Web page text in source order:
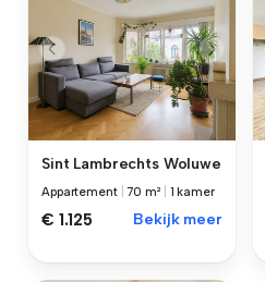
Sint Lambrechts Woluwe
Appartement |70 m² 1 kamer
€ 1.125 Bekijk meer